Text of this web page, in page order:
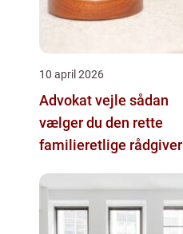
10 april 2026
Advokat vejle sådan
vælger du den rette
familieretlige rådgiver